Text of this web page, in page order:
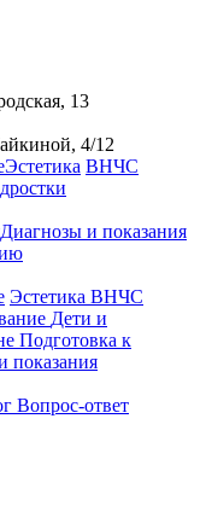
13
4/12
Эстетика ВНЧС
Диагнозы и показания
Эстетика ВНЧС
Дети и
Подготовка к
показания
Вопрос-ответ